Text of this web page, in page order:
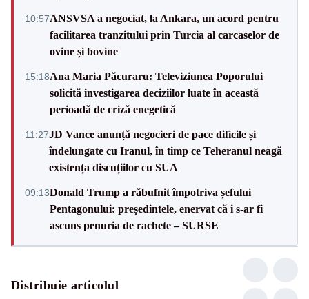
10:57ANSVSA a negociat, la Ankara, un acord pentru
facilitarea tranzitului prin Turcia al carcaselor de
ovine și bovine
15:18Ana Maria Păcuraru: Televiziunea Poporului
solicită investigarea deciziilor luate în această
perioadă de criză enegetică
11:27JD Vance anunță negocieri de pace dificile și
îndelungate cu Iranul, în timp ce Teheranul neagă
existența discuțiilor cu SUA
09:13Donald Trump a răbufnit împotriva șefului
Pentagonului: președintele, enervat că i s-ar fi
ascuns penuria de rachete – SURSE
Distribuie articolul